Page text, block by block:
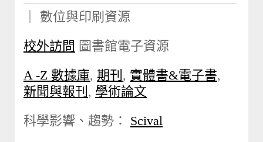
｜ 數位與印刷資源
校外訪問 圖書館電子資源
A -Z 數據庫, 期刊 , 實體書&電子書,
新聞與報刊 , 學術論文
科學影響、趨勢： Scival